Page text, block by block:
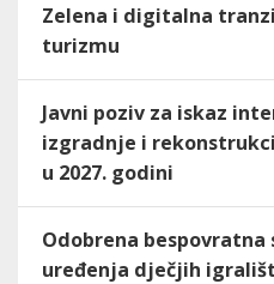
Zelena i digitalna
turizmu
Javni poziv za iskaz
izgradnje i
u 2027. godini
Odobrena
uređenja dječjih